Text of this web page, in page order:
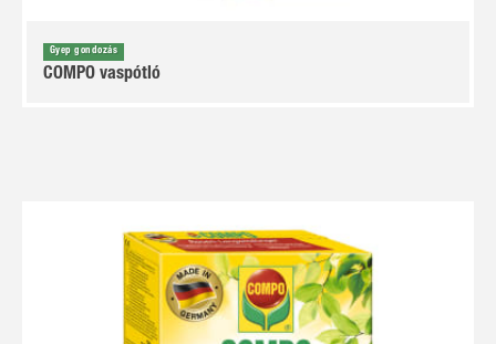
Gyep gondozás
COMPO vaspótló